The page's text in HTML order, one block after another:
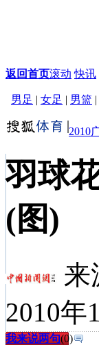
返回首页滚动 快讯
男足 | 女足 | 男篮 |
2010
羽球
(图)
来
2010年
我来说两句(0)